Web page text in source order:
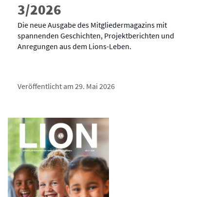
3/2026
Die neue Ausgabe des Mitgliedermagazins mit
spannenden Geschichten, Projektberichten und
Anregungen aus dem Lions-Leben.
Veröffentlicht am 29. Mai 2026